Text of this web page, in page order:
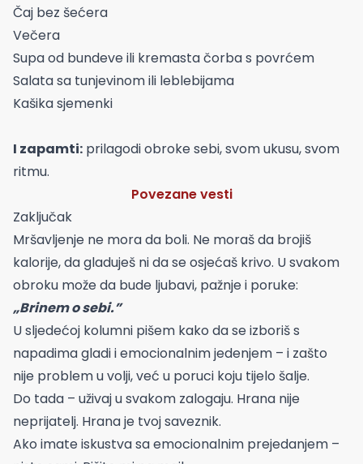
Čaj bez šećera
Večera
Supa od bundeve ili kremasta čorba s povrćem
Salata sa tunjevinom ili leblebijama
Kašika sjemenki
I zapamti: prilagodi obroke sebi, svom ukusu, svom
ritmu.
Povezane vesti
Zaključak
Mršavljenje ne mora da boli. Ne moraš da brojiš
kalorije, da gladuješ ni da se osjećaš krivo. U svakom
obroku može da bude ljubavi, pažnje i poruke:
„Brinem o sebi.”
U sljedećoj kolumni pišem kako da se izboriš s
napadima gladi i emocionalnim jedenjem – i zašto
nije problem u volji, već u poruci koju tijelo šalje.
Do tada – uživaj u svakom zalogaju. Hrana nije
neprijatelj. Hrana je tvoj saveznik.
Ako imate iskustva sa emocionalnim prejedanjem –